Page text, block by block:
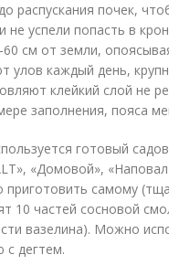
распускания почек,
не успели попасть в
см от земли,
улов каждый день,
клейкий слой не
заполнения, пояса
готовый
«Домовой»,
приготовить самому
10 частей сосновой
вазелина). Можно
с дегтем.